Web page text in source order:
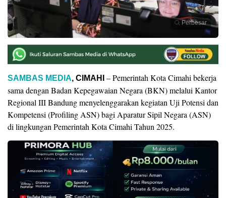
Perbesar
SAMBAS MEDIA, CIMAHI – Pemerintah Kota Cimahi bekerja
sama dengan Badan Kepegawaian Negara (BKN) melalui Kantor
Regional III Bandung menyelenggarakan kegiatan Uji Potensi dan
Kompetensi (Profiling ASN) bagi Aparatur Sipil Negara (ASN)
di lingkungan Pemerintah Kota Cimahi Tahun 2025.